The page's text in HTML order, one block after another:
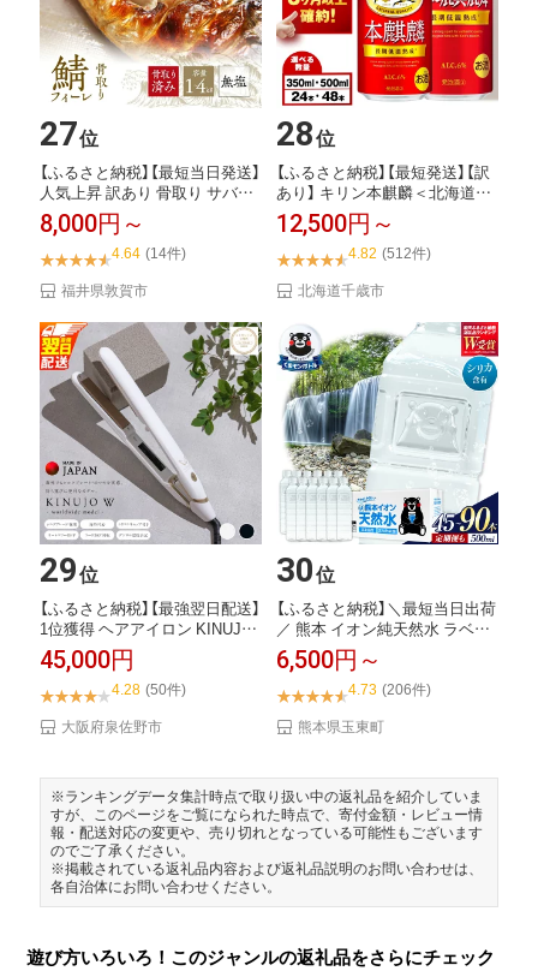
27位
【ふるさと納税】【最短当日発送】
人気上昇 訳あり 骨取り サバ切
り身 (無...
8,000円～
4.64 (14件)
福井県敦賀市
28位
【ふるさと納税】【最短発送】【訳
あり】 キリン本麒麟＜北海道千
歳工場産＞3...
12,500円～
4.82 (512件)
北海道千歳市
29位
【ふるさと納税】【最強翌日配送】
1位獲得 ヘアアイロン KINUJO
ワー...
45,000円
4.28 (50件)
大阪府泉佐野市
30位
【ふるさと納税】＼最短当日出荷
／ 熊本 イオン純天然水 ラベル
レス 水 ミ...
6,500円～
4.73 (206件)
熊本県玉東町
※ランキングデータ集計時点で取り扱い中の返礼品を紹介していま
すが、このページをご覧になられた時点で、寄付金額・レビュー情
報・配送対応の変更や、売り切れとなっている可能性もございます
のでご了承ください。
※掲載されている返礼品内容および返礼品説明のお問い合わせは、
各自治体にお問い合わせください。
遊び方いろいろ！このジャンルの返礼品をさらにチェック